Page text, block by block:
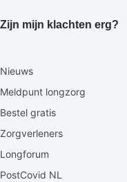
Zijn mijn klachten erg?
Secundaire
Nieuws
Meldpunt longzorg
Bestel gratis
Zorgverleners
Longforum
PostCovid NL